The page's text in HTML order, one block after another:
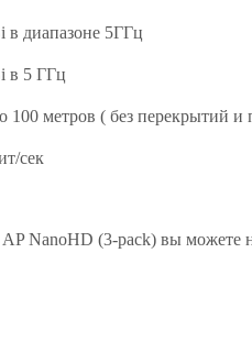
в диапазоне 5ГГц
в 5 ГГц
100 метров ( без перекрытий и
сек
NanoHD (3-pack) вы можете